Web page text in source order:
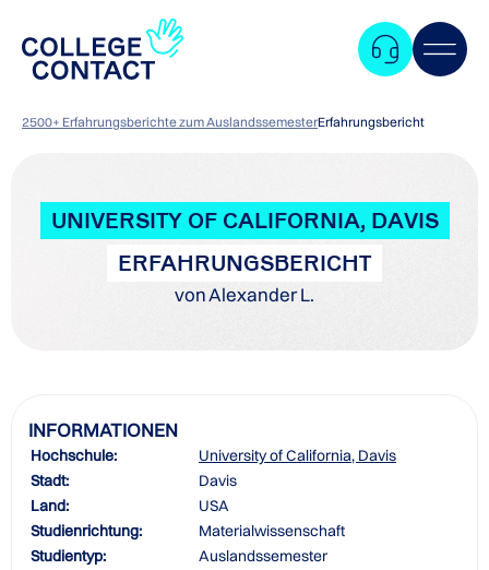
2500+ Erfahrungsberichte zum AuslandssemesterErfahrungsbericht
UNIVERSITY OF CALIFORNIA, DAVIS
ERFAHRUNGSBERICHT
von Alexander L.
INFORMATIONEN
Hochschule:
University of California, Davis
Stadt:
Davis
Land:
USA
Studienrichtung:
Materialwissenschaft
Studientyp:
Auslandssemester